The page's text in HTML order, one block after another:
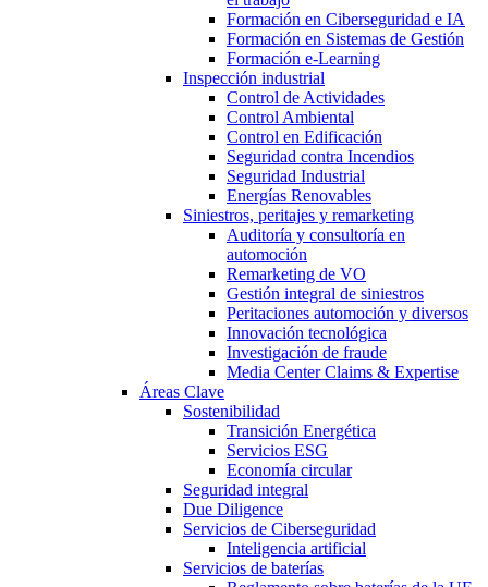
Formación en Ciberseguridad e IA
Formación en Sistemas de Gestión
Formación e-Learning
Inspección industrial
Control de Actividades
Control Ambiental
Control en Edificación
Seguridad contra Incendios
Seguridad Industrial
Energías Renovables
Siniestros, peritajes y remarketing
Auditoría y consultoría en
automoción
Remarketing de VO
Gestión integral de siniestros
Peritaciones automoción y diversos
Innovación tecnológica
Investigación de fraude
Media Center Claims & Expertise
Áreas Clave
Sostenibilidad
Transición Energética
Servicios ESG
Economía circular
Seguridad integral
Due Diligence
Servicios de Ciberseguridad
Inteligencia artificial
Servicios de baterías